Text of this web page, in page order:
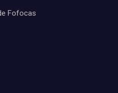
Fofocas